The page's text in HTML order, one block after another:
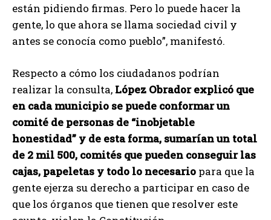
están pidiendo firmas. Pero lo puede hacer la
gente, lo que ahora se llama sociedad civil y
antes se conocía como pueblo”, manifestó.
Respecto a cómo los ciudadanos podrían
realizar la consulta, López Obrador explicó que
en cada municipio se puede conformar un
comité de personas de “inobjetable
honestidad” y de esta forma, sumarían un total
de 2 mil 500, comités que pueden conseguir las
cajas, papeletas y todo lo necesario para que la
gente ejerza su derecho a participar en caso de
que los órganos que tienen que resolver este